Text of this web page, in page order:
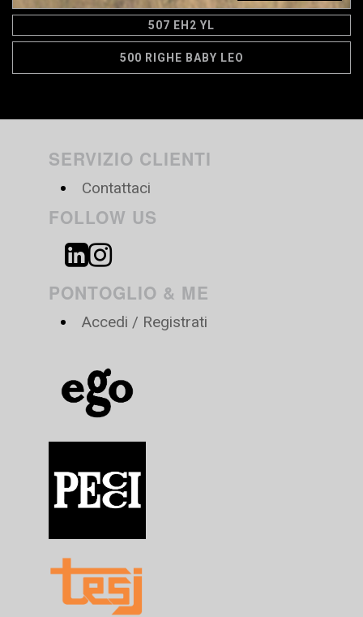
507 EH2 YL
500 RIGHE BABY LEO
SERVIZIO CLIENTI
Contattaci
FOLLOW US
PONTOGLIO & ME
Accedi / Registrati